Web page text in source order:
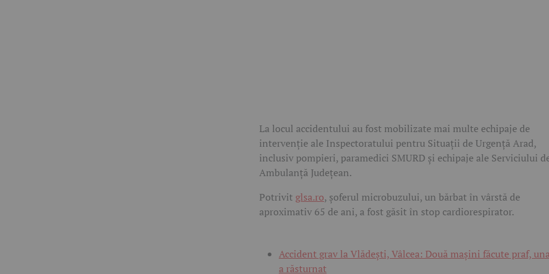
La locul accidentului au fost mobilizate mai multe echipaje de
intervenție ale Inspectoratului pentru Situații de Urgență Arad,
inclusiv pompieri, paramedici SMURD și echipaje ale Serviciului
Ambulanță Județean.
Potrivit glsa.ro, șoferul microbuzului, un bărbat în vârstă de
aproximativ 65 de ani, a fost găsit în stop cardiorespirator.
Accident grav la Vlădești, Vâlcea: Două mașini făcute praf,
a răsturnat